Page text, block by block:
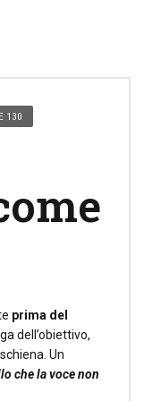
130
prima del
dell’obiettivo,
Un
che la voce non